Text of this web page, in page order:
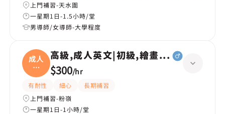
上門補習-天水圍
一星期1日-1.5小時/堂
男導師/女導師-大學程度
成人
英
文|
高級,成人英文|初級,繪畫(水彩油畫)、
$300/hr
有耐性 細心
長期補習
上門補習-粉嶺
一星期1日-1小時/堂